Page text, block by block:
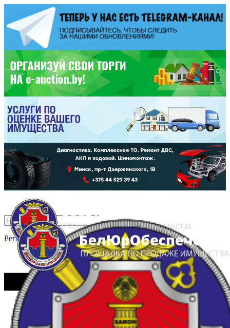
Регистрация Вход